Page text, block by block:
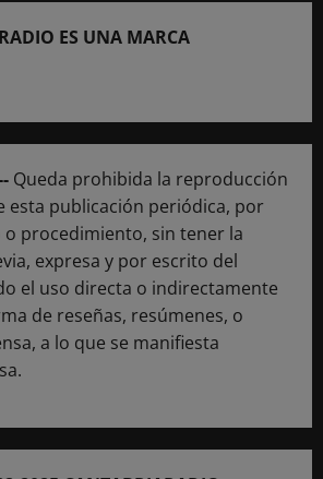
ES UNA MARCA
Queda prohibida la reproducción
esta publicación periódica, por
procedimiento, sin tener la
expresa y por escrito del
el uso directa o indirectamente
de reseñas, resúmenes, o
a lo que se manifiesta